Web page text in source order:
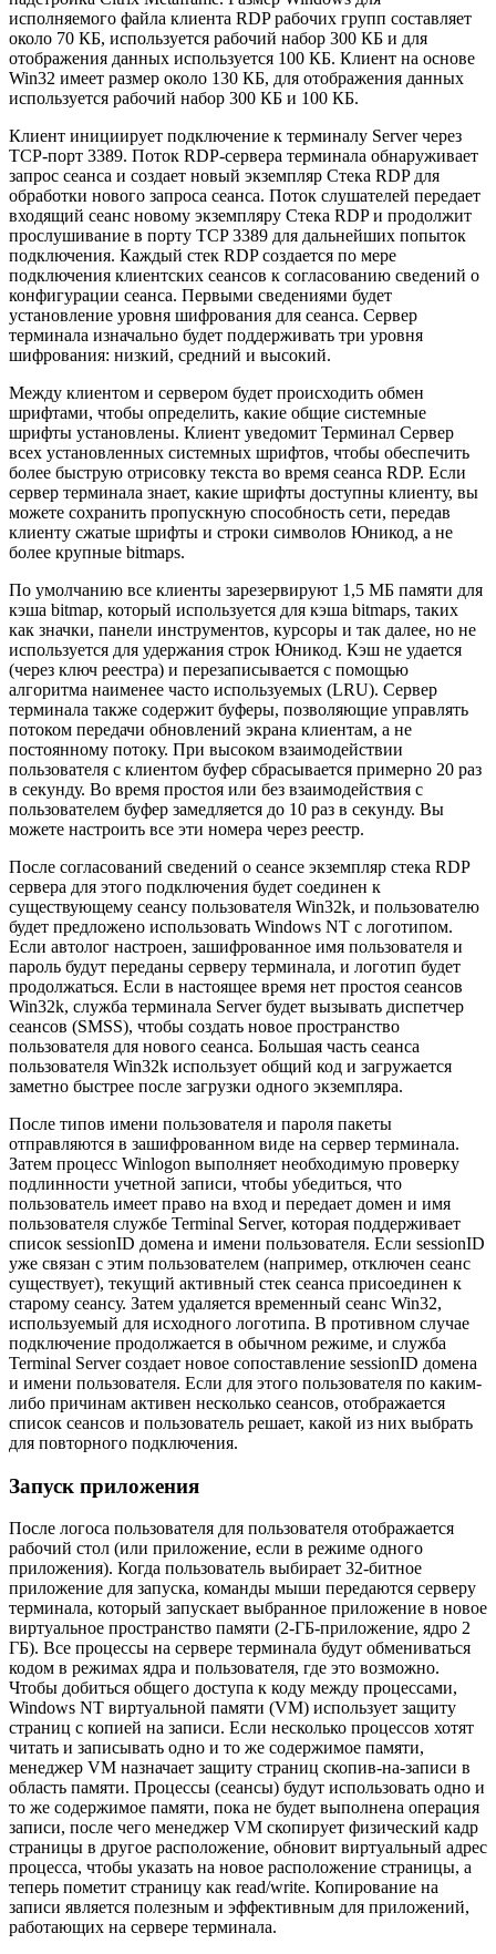
исполняемого файла клиента RDP рабочих групп составляет
около 70 КБ, используется рабочий набор 300 КБ и для
отображения данных используется 100 КБ. Клиент на основе
Win32 имеет размер около 130 КБ, для отображения данных
используется рабочий набор 300 КБ и 100 КБ.
Клиент инициирует подключение к терминалу Server через
TCP-порт 3389. Поток RDP-сервера терминала обнаруживает
запрос сеанса и создает новый экземпляр Стека RDP для
обработки нового запроса сеанса. Поток слушателей передает
входящий сеанс новому экземпляру Стека RDP и продолжит
прослушивание в порту TCP 3389 для дальнейших попыток
подключения. Каждый стек RDP создается по мере
подключения клиентских сеансов к согласованию сведений о
конфигурации сеанса. Первыми сведениями будет
установление уровня шифрования для сеанса. Сервер
терминала изначально будет поддерживать три уровня
шифрования: низкий, средний и высокий.
Между клиентом и сервером будет происходить обмен
шрифтами, чтобы определить, какие общие системные
шрифты установлены. Клиент уведомит Терминал Сервер
всех установленных системных шрифтов, чтобы обеспечить
более быструю отрисовку текста во время сеанса RDP. Если
сервер терминала знает, какие шрифты доступны клиенту, вы
можете сохранить пропускную способность сети, передав
клиенту сжатые шрифты и строки символов Юникод, а не
более крупные bitmaps.
По умолчанию все клиенты зарезервируют 1,5 МБ памяти для
кэша bitmap, который используется для кэша bitmaps, таких
как значки, панели инструментов, курсоры и так далее, но не
используется для удержания строк Юникод. Кэш не удается
(через ключ реестра) и перезаписывается с помощью
алгоритма наименее часто используемых (LRU). Сервер
терминала также содержит буферы, позволяющие управлять
потоком передачи обновлений экрана клиентам, а не
постоянному потоку. При высоком взаимодействии
пользователя с клиентом буфер сбрасывается примерно 20 раз
в секунду. Во время простоя или без взаимодействия с
пользователем буфер замедляется до 10 раз в секунду. Вы
можете настроить все эти номера через реестр.
После согласований сведений о сеансе экземпляр стека RDP
сервера для этого подключения будет соединен к
существующему сеансу пользователя Win32k, и пользователю
будет предложено использовать Windows NT с логотипом.
Если автолог настроен, зашифрованное имя пользователя и
пароль будут переданы серверу терминала, и логотип будет
продолжаться. Если в настоящее время нет простоя сеансов
Win32k, служба терминала Server будет вызывать диспетчер
сеансов (SMSS), чтобы создать новое пространство
пользователя для нового сеанса. Большая часть сеанса
пользователя Win32k использует общий код и загружается
заметно быстрее после загрузки одного экземпляра.
После типов имени пользователя и пароля пакеты
отправляются в зашифрованном виде на сервер терминала.
Затем процесс Winlogon выполняет необходимую проверку
подлинности учетной записи, чтобы убедиться, что
пользователь имеет право на вход и передает домен и имя
пользователя службе Terminal Server, которая поддерживает
список sessionID домена и имени пользователя. Если sessionID
уже связан с этим пользователем (например, отключен сеанс
существует), текущий активный стек сеанса присоединен к
старому сеансу. Затем удаляется временный сеанс Win32,
используемый для исходного логотипа. В противном случае
подключение продолжается в обычном режиме, и служба
Terminal Server создает новое сопоставление sessionID домена
и имени пользователя. Если для этого пользователя по каким-
либо причинам активен несколько сеансов, отображается
список сеансов и пользователь решает, какой из них выбрать
для повторного подключения.
Запуск приложения
После логоса пользователя для пользователя отображается
рабочий стол (или приложение, если в режиме одного
приложения). Когда пользователь выбирает 32-битное
приложение для запуска, команды мыши передаются серверу
терминала, который запускает выбранное приложение в новое
виртуальное пространство памяти (2-ГБ-приложение, ядро 2
ГБ). Все процессы на сервере терминала будут обмениваться
кодом в режимах ядра и пользователя, где это возможно.
Чтобы добиться общего доступа к коду между процессами,
Windows NT виртуальной памяти (VM) использует защиту
страниц с копией на записи. Если несколько процессов хотят
читать и записывать одно и то же содержимое памяти,
менеджер VM назначает защиту страниц скопив-на-записи в
область памяти. Процессы (сеансы) будут использовать одно и
то же содержимое памяти, пока не будет выполнена операция
записи, после чего менеджер VM скопирует физический кадр
страницы в другое расположение, обновит виртуальный адрес
процесса, чтобы указать на новое расположение страницы, а
теперь пометит страницу как read/write. Копирование на
записи является полезным и эффективным для приложений,
работающих на сервере терминала.